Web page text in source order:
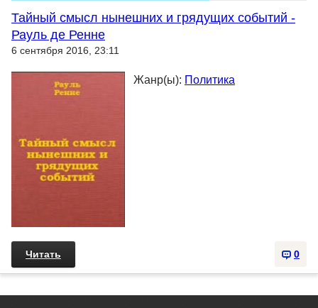
Тайный смысл нынешних и грядущих событий -
Рауль де Ренне
6 сентября 2016, 23:11
Жанр(ы): Политика
0
Читать